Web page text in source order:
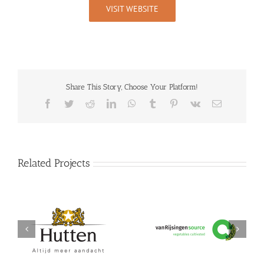
VISIT WEBSITE
Share This Story, Choose Your Platform!
Facebook
TwitterRedditLinkedInWhatsApp
Tumblr Pinterest
Vk Email
Related Projects
Hutten vanRijsingeningredients